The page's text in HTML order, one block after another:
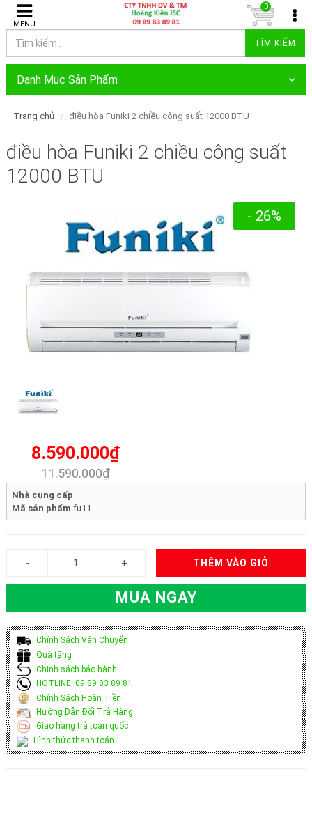
MENU
TÌM KIẾM
0
Danh Mục Sản Phẩm
Trang chủ điều hòa Funiki 2 chiều công suất 12000 BTU
điều hòa Funiki 2 chiều công suất
12000 BTU
- 26%
8.590.000₫
11.590.000₫
Nhà cung cấp
Mã sản phẩm fu11
THÊM VÀO GIỎ
MUA NGAY
Chính Sách Vận Chuyển
Quà tặng
Chinh sách bảo hành
HOTLINE: 09 89 83 89 81
Chính Sách Hoàn Tiền
Hướng Dẫn Đổi Trả Hàng
Giao hàng trả toàn quốc
Hình thức thanh toán